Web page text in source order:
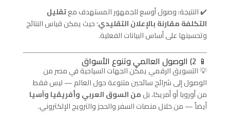
✔️ النتيجة: وصول أوسع للجمهور المستهدف معتقليل
التكلفة مقارنة بالإعلان التقليدي؛ حيث يمكن قياس النتائج
وتحسينها على أساس البيانات الفعلية.
📱 2) الوصول العالمي وتنوع الأسواق
💡 التسويق الرقمي يمكّن الجهات السياحية في مصر من
الوصول إلى شرائح سائحين متنوعة حول العالم — ليس فقط
من أوروبا أو أمريكا، بلمن السوق العربي وأفريقيا وآسيا
أيضاً — من خلال منصات السفر والحجز والترويج الإلكتروني.